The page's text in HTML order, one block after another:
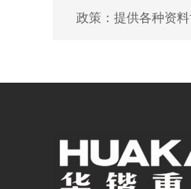
政策：提供各种资